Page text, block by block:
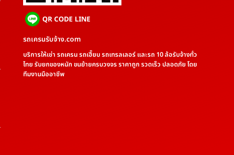
QR CODE LINE
รถเครนรับจ้าง.com
บริการให้เช่า รถเครน รถเฮี๊ยบ รถเทรลเลอร์ และรถ 10 ล้อรับจ้างทั่ว
ไทย รับยกของหนัก ขนย้ายครบวงจร ราคาถูก รวดเร็ว ปลอดภัย โดย
ทีมงานมืออาชีพ